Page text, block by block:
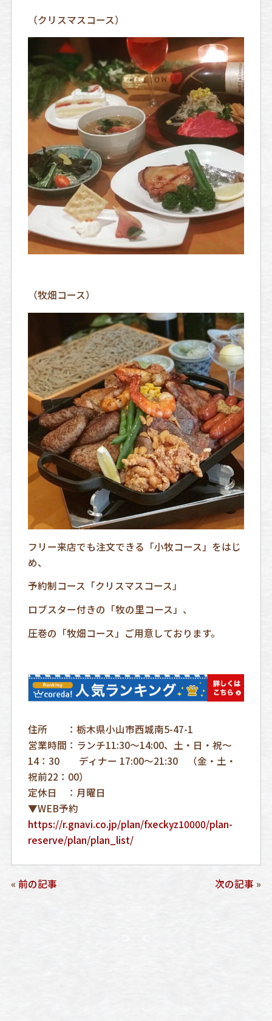
（クリスマスコース）
（牧畑コース）
フリー来店でも注文できる「小牧コース」をはじ
め、
予約制コース「クリスマスコース」
ロブスター付きの「牧の里コース」、
圧巻の「牧畑コース」ご用意しております。
住所 ：栃木県小山市西城南5-47-1
営業時間：ランチ11:30～14:00、土・日・祝～
14：30 ディナー 17:00～21:30 （金・土・
祝前22：00）
定休日 ：月曜日
▼WEB予約
https://r.gnavi.co.jp/plan/fxeckyz10000/plan-
reserve/plan/plan_list/
« 前の記事 次の記事 »